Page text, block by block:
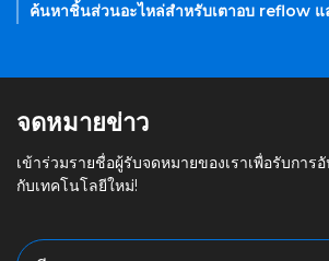
ค้นหาชิ้นส่วนอะไหล่สำหรับเตาอบ reflow แ
จดหมายข่าว
เข้าร่วมรายชื่อผู้รับจดหมายของเราเพื่อรับการ
กับเทคโนโลยีใหม่!